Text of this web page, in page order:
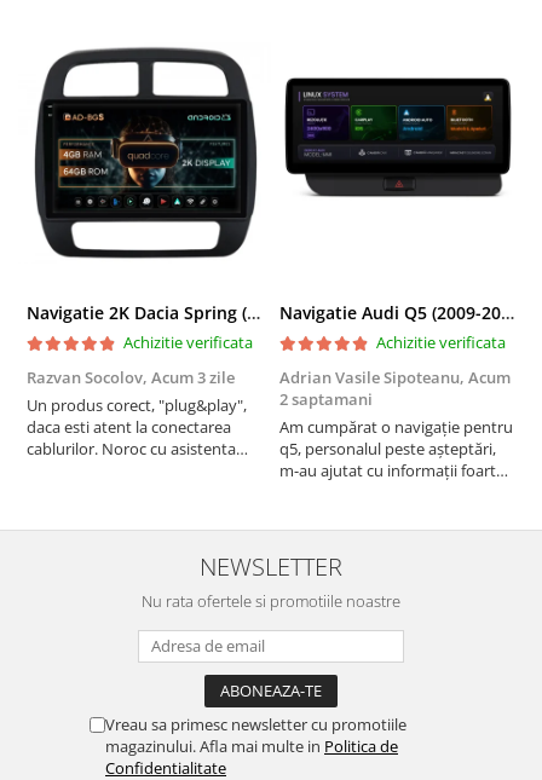
Navigatie 2K Dacia Spring (2021- Prezent), Android, S-Quadcore / 4GB RAM + 64GB ROM, 9.5 Inch - AD-BGS90042K+AD-BGRKIT366V4s
Achizitie verificata
Razvan Socolov, Acum 3 zile
Un produs corect, "plug&play",
daca esti atent la conectarea
cablurilor. Noroc cu asistenta
atras atentia ca nu era conectat
cablul de video de la camera
Navigatie Audi Q5 (2009-2017), Linux OS & OEM, MMI 3G, CarPlay & Android Auto Wireless, MirrorLink, Camera AHD, 12.3 Inch - AD-BGAALNXH+AD-BGRKITQ5002
Achizitie verificata
Adrian Vasile Sipoteanu, Acum
2 saptamani
Am cumpărat o navigație pentru
q5, personalul peste așteptări,
m-au ajutat cu informații foarte
serviabili, livrare rapidă, suport
tehnic, totul impecabil, o să revin
la ei și pentru vi...
NEWSLETTER
Nu rata ofertele si promotiile noastre
Vreau sa primesc newsletter cu promotiile
magazinului. Afla mai multe in Politica de
Confidentialitate